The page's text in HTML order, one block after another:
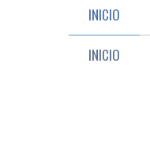
INICIO
INICIO